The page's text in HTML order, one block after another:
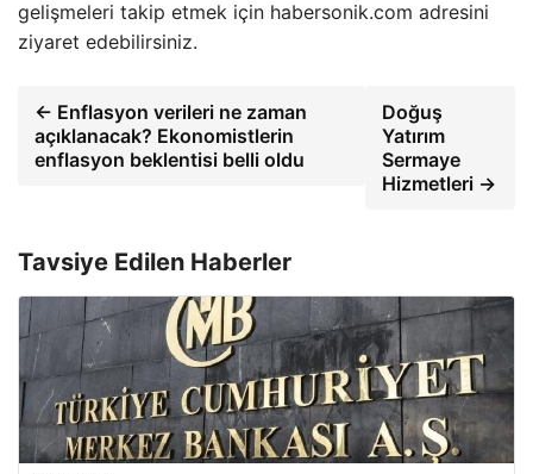
gelişmeleri takip etmek için habersonik.com adresini
ziyaret edebilirsiniz.
← Enflasyon verileri ne zaman
açıklanacak? Ekonomistlerin
enflasyon beklentisi belli oldu
Doğuş
Yatırım
Sermaye
Hizmetleri →
Tavsiye Edilen Haberler